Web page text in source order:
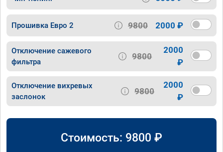
Прошивка Евро 2 9800 2000 ₽
Отключение сажевого
фильтра
9800
2000
₽
Отключение вихревых
заслонок
9800
2000
₽
Стоимость: 9800 ₽